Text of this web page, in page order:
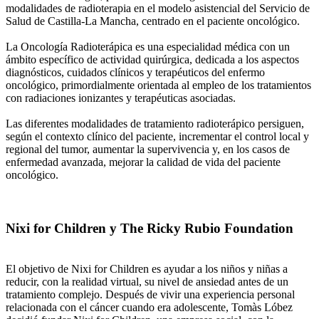
modalidades de radioterapia en el modelo asistencial del Servicio de
Salud de Castilla-La Mancha, centrado en el paciente oncológico.
La Oncología Radioterápica es una especialidad médica con un
ámbito específico de actividad quirúrgica, dedicada a los aspectos
diagnósticos, cuidados clínicos y terapéuticos del enfermo
oncológico, primordialmente orientada al empleo de los tratamientos
con radiaciones ionizantes y terapéuticas asociadas.
Las diferentes modalidades de tratamiento radioterápico persiguen,
según el contexto clínico del paciente, incrementar el control local y
regional del tumor, aumentar la supervivencia y, en los casos de
enfermedad avanzada, mejorar la calidad de vida del paciente
oncológico.
Nixi for Children y The Ricky Rubio Foundation
El objetivo de Nixi for Children es ayudar a los niños y niñas a
reducir, con la realidad virtual, su nivel de ansiedad antes de un
tratamiento complejo. Después de vivir una experiencia personal
relacionada con el cáncer cuando era adolescente, Tomàs Lóbez